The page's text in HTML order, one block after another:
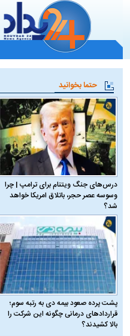
حتما بخوانید
درس‌های جنگ ویتنام برای ترامپ | چرا
وسوسه عصر حجر، باتلاق امریکا خواهد
شد؟
پشت پرده صعود بیمه دی به رتبه سوم؛
قراردادهای درمانی چگونه این شرکت را
بالا کشیدند؟